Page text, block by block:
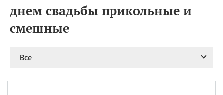
днем свадьбы прикольные и
смешные
Все
бомбардировки